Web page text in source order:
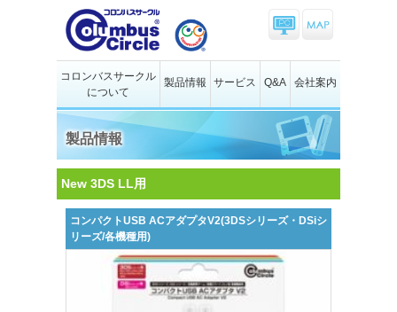
コロンバスサークル
について
製品情報 サービス Q&A 会社案内
製品情報
New 3DS LL用
コンパクトUSB ACアダプタV2(3DSシリーズ・DSiシ
リーズ/各機種用)